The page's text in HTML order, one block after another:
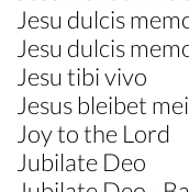
Jesu dulcis
Jesu dulcis
Jesu tibi vivo
Jesus bleibet
Joy to the Lord
Jubilate Deo